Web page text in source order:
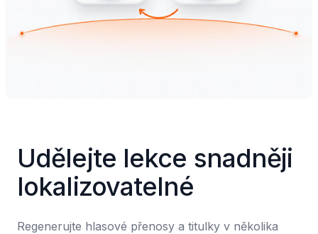
Udělejte lekce snadněji
lokalizovatelné
Regenerujte hlasové přenosy a titulky v několika